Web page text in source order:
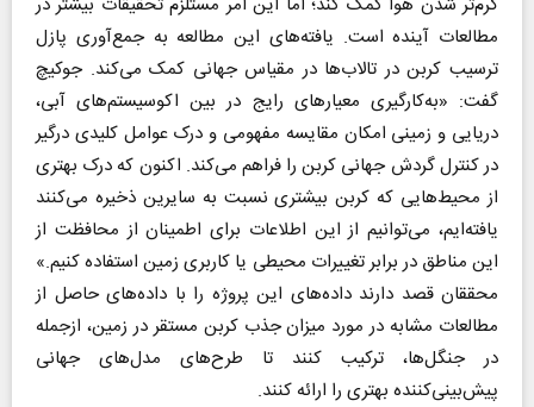
مطالعات آینده است. یافته‌های این مطالعه به جمع‌آوری پازل
ترسیب کربن در تالاب‌ها در مقیاس جهانی کمک می‌کند. جوکیچ
گفت: «به‌کارگیری معیارهای رایج در بین اکوسیستم‌های آبی،
دریایی و زمینی امکان مقایسه مفهومی و درک عوامل کلیدی درگیر
در کنترل گردش جهانی کربن را فراهم می‌کند. اکنون که درک بهتری
از محیط‌هایی که کربن بیشتری نسبت به سایرین ذخیره می‌کنند
یافته‌ایم، می‌توانیم از این اطلاعات برای اطمینان از محافظت از
این مناطق در برابر تغییرات محیطی یا کاربری زمین استفاده کنیم.»
محققان قصد دارند داده‌های این پروژه را با داده‌های حاصل از
مطالعات مشابه در مورد میزان جذب کربن مستقر در زمین، ازجمله
در جنگل‌ها، ترکیب کنند تا طرح‌های مدل‌های جهانی
پیش‌بینی‌کننده بهتری را ارائه کنند.